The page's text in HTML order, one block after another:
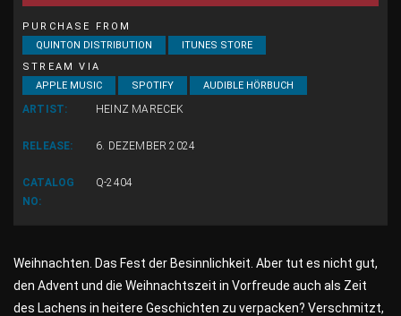
PURCHASE FROM
QUINTON DISTRIBUTION
ITUNES STORE
STREAM VIA
APPLE MUSIC
SPOTIFY AUDIBLE HÖRBUCH
ARTIST: HEINZ MARECEK
RELEASE: 6. DEZEMBER 2024
CATALOG
NO:
Q-2404
Weihnachten. Das Fest der Besinnlichkeit. Aber tut es nicht gut,
den Advent und die Weihnachtszeit in Vorfreude auch als Zeit
des Lachens in heitere Geschichten zu verpacken? Verschmitzt,